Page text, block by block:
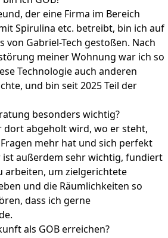
der eine Firma im Bereich
Spirulina etc. betreibt, bin ich auf
von Gabriel-Tech gestoßen. Nach
meiner Wohnung war ich so
Technologie auch anderen
und bin seit 2025 Teil der
besonders wichtig?
dort abgeholt wird, wo er steht,
mehr hat und sich perfekt
außerdem sehr wichtig, fundiert
arbeiten, um zielgerichtete
und die Räumlichkeiten so
dass ich gerne
als GOB erreichen?